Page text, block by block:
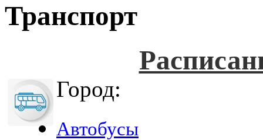
Транспорт
Город:
Автобусы